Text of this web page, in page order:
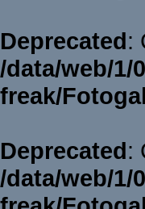
Deprecated:
/data/web/1/
freak/
Deprecated:
/data/web/1/